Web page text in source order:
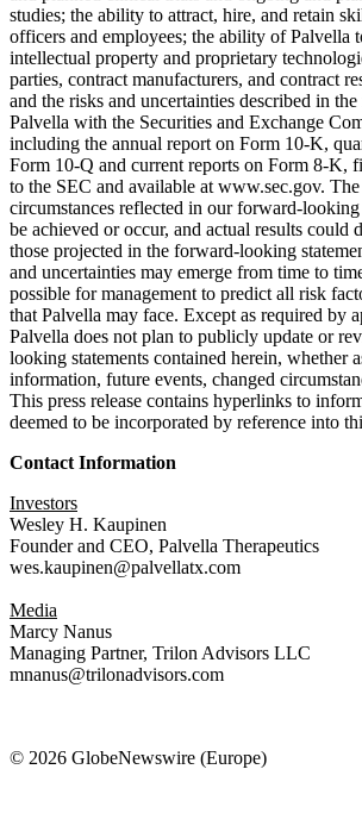
studies; the ability to attract, hire, and retain
officers and employees; the ability of Palvella
intellectual property and proprietary
parties, contract manufacturers, and contract
and the risks and uncertainties described in
Palvella with the Securities and Exchange
including the annual report on Form 10-K,
Form 10-Q and current reports on Form 8-K,
to the SEC and available at www.sec.gov. The
circumstances reflected in our forward-looking
be achieved or occur, and actual results could
those projected in the forward-looking
and uncertainties may emerge from time to
possible for management to predict all risk
that Palvella may face. Except as required by
Palvella does not plan to publicly update or
looking statements contained herein, whether
information, future events, changed
This press release contains hyperlinks to
deemed to be incorporated by reference into
Contact Information
Investors
Wesley H. Kaupinen
Founder and CEO, Palvella Therapeutics
wes.kaupinen@palvellatx.com
Media
Marcy Nanus
Managing Partner, Trilon Advisors LLC
mnanus@trilonadvisors.com
© 2026 GlobeNewswire (Europe)